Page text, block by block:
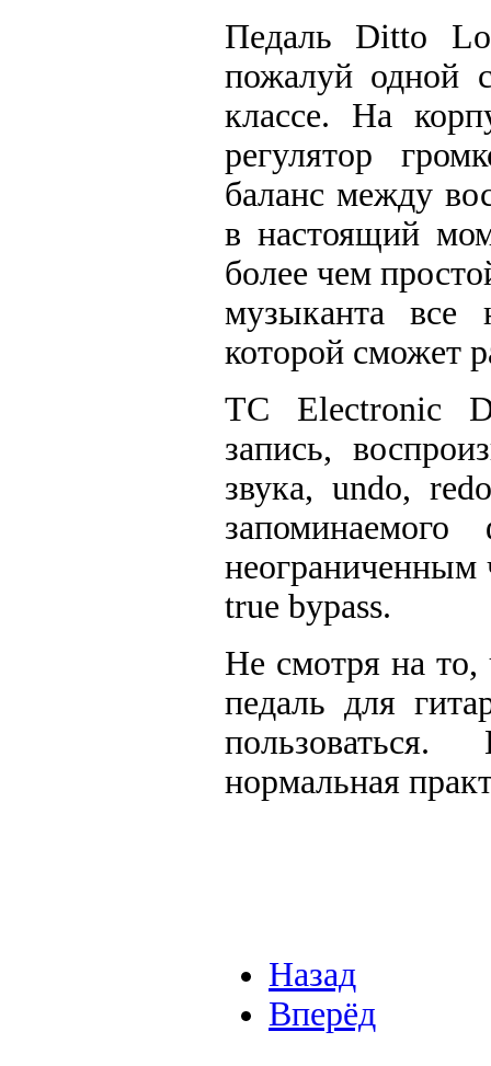
Педаль Ditto
пожалуй одной
классе. На
регулятор
баланс между
в настоящий
более чем
музыканта все
которой сможет
TC Electronic
запись,
звука, undo,
неограниченным
true bypass.
Не смотря на то,
педаль для
нормальная
Назад
Вперёд